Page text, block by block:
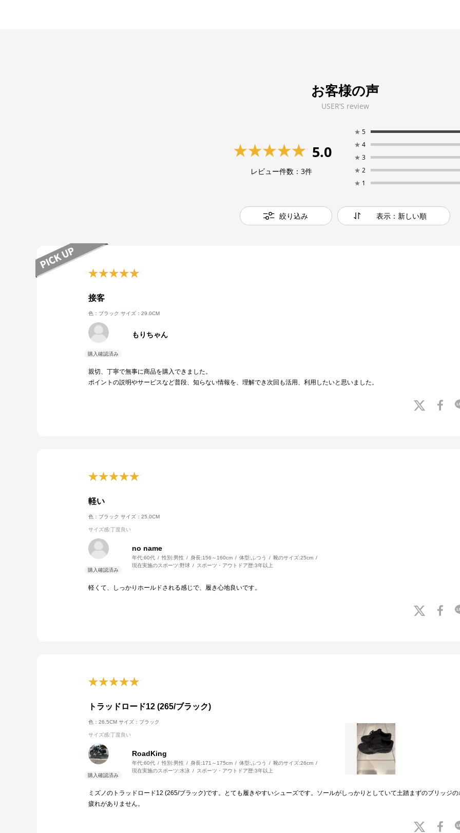
お客様の声
USER’S review
5.0
レビュー件数：3件
★ 5
★ 4
★ 3
★ 2
★ 1
絞り込み 表示：新しい順
接客
色：ブラック サイズ：29.0CM
もりちゃん
親切、丁寧で無事に商品を購入できました。
ポイントの説明やサービスなど普段、知らない情報を、理解でき次回も活用、利用したいと思いました。
軽い
色：ブラック サイズ：25.0CM
サイズ感:丁度良い
no name
年代:60代 性別:男性 身長:156～160cm 体型: ふつう 靴のサイズ:25cm
現在実施のスポーツ:野球 スポーツ・アウトドア歴:3年以上
軽くて、しっかりホールドされる感じで、履き心地良いです。
トラッドロード12 (265/ブラック)
色：26.5CM サイズ：ブラック
サイズ感:丁度良い
RoadKing
年代:60代 性別:男性 身長:171～175cm 体型: ふつう 靴のサイズ:26cm
現在実施のスポーツ:水泳 スポーツ・アウトドア歴:3年以上
ミズノのトラッドロード12 (265/ブラック)です。とても履きやすいシューズです。ソールがしっかりとしていて土踏まずのブリッジ
疲れがありません。